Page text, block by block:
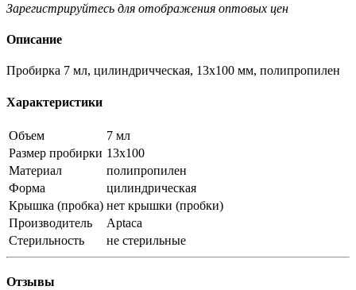
Зарегистрируйтесь для отображения оптовых цен
Описание
Пробирка 7 мл, цилиндричческая, 13х100 мм, полипропилен
Характеристики
Объем
7 мл
Размер пробирки 13х100
Материал
полипропилен
Форма
цилиндрическая
Крышка (пробка) нет крышки (пробки)
Производитель
Aptaca
Стерильность
не стерильные
Отзывы